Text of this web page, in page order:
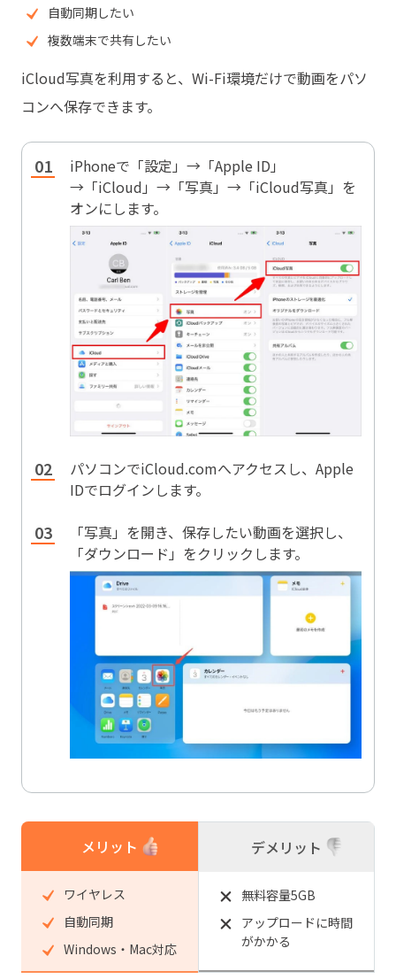
自動同期したい
複数端末で共有したい
iCloud写真を利用すると、Wi-Fi環境だけで動画をパソ
コンへ保存できます。
iPhoneで「設定」→「Apple ID」
→「iCloud」→「写真」→「iCloud写真」を
オンにします。
パソコンでiCloud.comへアクセスし、Apple
IDでログインします。
「写真」を開き、保存したい動画を選択し、
「ダウンロード」をクリックします。
メリット
ワイヤレス
自動同期
Windows・Mac対応
デメリット
無料容量5GB
アップロードに時間
がかかる